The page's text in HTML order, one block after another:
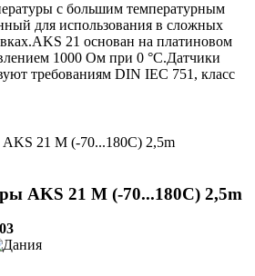
с большим температурным
для использования в сложных
21 основан на платиновом
1000 Ом при 0 °C.Датчики
требованиям DIN IEC 751, класс
AKS 21 M (-70...180C) 2,5m